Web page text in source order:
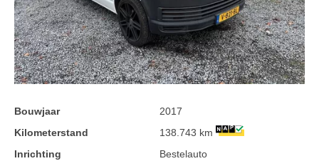
Bouwjaar
2017
Kilometerstand
138.743 km
Inrichting
Bestelauto